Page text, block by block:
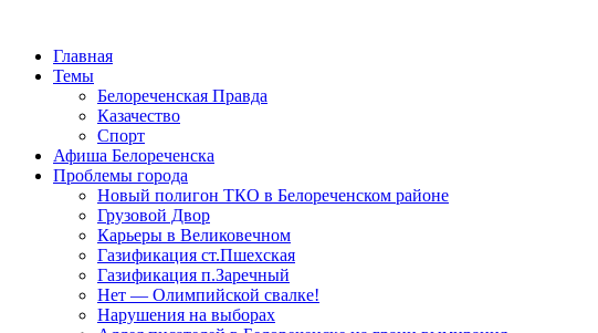
Главная
Темы
Белореченская Правда
Казачество
Спорт
Афиша Белореченска
Проблемы города
Новый полигон ТКО в Белореченском районе
Грузовой Двор
Карьеры в Великовечном
Газификация ст.Пшехская
Газификация п.Заречный
Нет — Олимпийской свалке!
Нарушения на выборах